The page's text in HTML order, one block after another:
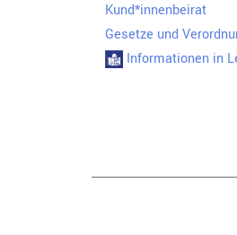
Kund*innenbeirat
Gesetze und
Informationen in